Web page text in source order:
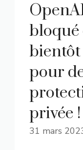
bloqué
pour
privée !
31 mars